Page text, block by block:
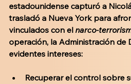
estadounidense capturó a
trasladó a Nueva York para
vinculados con el narco-
operación, la Administración de
evidentes intereses:
Recuperar el control sobre